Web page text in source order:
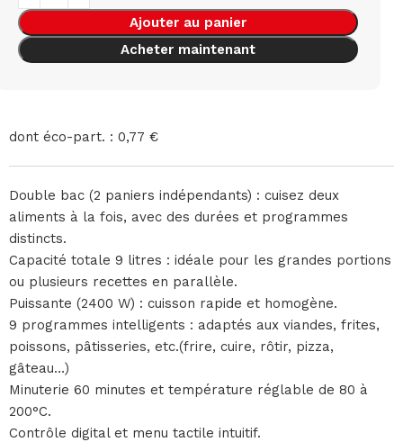
Ajouter au panier
Acheter maintenant
dont éco-part. : 0,77 €
Double bac (2 paniers indépendants) : cuisez deux
aliments à la fois, avec des durées et programmes
distincts.
Capacité totale 9 litres : idéale pour les grandes portions
ou plusieurs recettes en parallèle.
Puissante (2400 W) : cuisson rapide et homogène.
9 programmes intelligents : adaptés aux viandes, frites,
poissons, pâtisseries, etc.(frire, cuire, rôtir, pizza,
gâteau…)
Minuterie 60 minutes et température réglable de 80 à
200°C.
Contrôle digital et menu tactile intuitif.